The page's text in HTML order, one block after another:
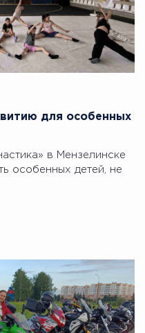
для особенных
в Мензелинске
особенных детей, не